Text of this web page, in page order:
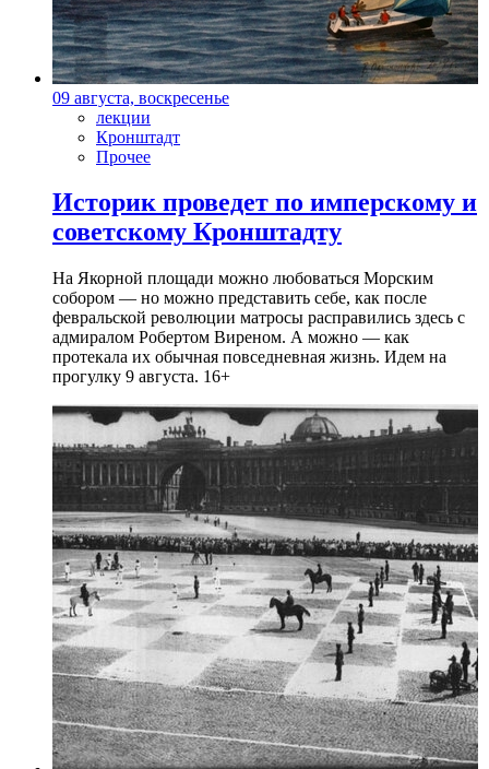
09 августа, воскресенье
лекции
Кронштадт
Прочее
Историк проведет по имперскому и
советскому Кронштадту
На Якорной площади можно любоваться Морским
собором — но можно представить себе, как после
февральской революции матросы расправились здесь с
адмиралом Робертом Виреном. А можно — как
протекала их обычная повседневная жизнь. Идем на
прогулку 9 августа. 16+